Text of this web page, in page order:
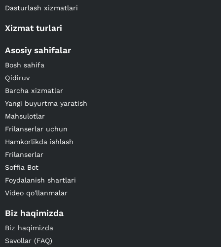
Dasturlash xizmatlari
Xizmat turlari
Asosiy sahifalar
Bosh sahifa
Qidiruv
Barcha xizmatlar
Yangi buyurtma yaratish
Mahsulotlar
Frilanserlar uchun
Hamkorlikda ishlash
Frilanserlar
Soffia Bot
Foydalanish shartlari
Video qo'llanmalar
Biz haqimizda
Biz haqimizda
Savollar (FAQ)